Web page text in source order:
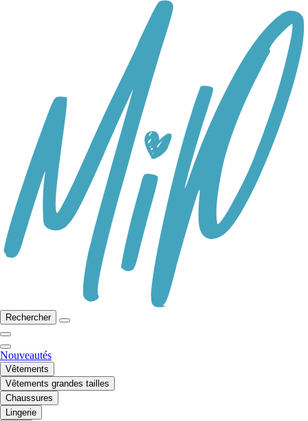
Rechercher
Nouveautés
Vêtements
Vêtements grandes tailles
Chaussures
Lingerie